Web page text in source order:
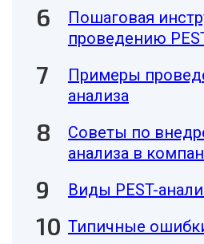
Пошаговая
проведению
Примеры
анализа
Советы по
анализа в
Виды PEST-
Типичные